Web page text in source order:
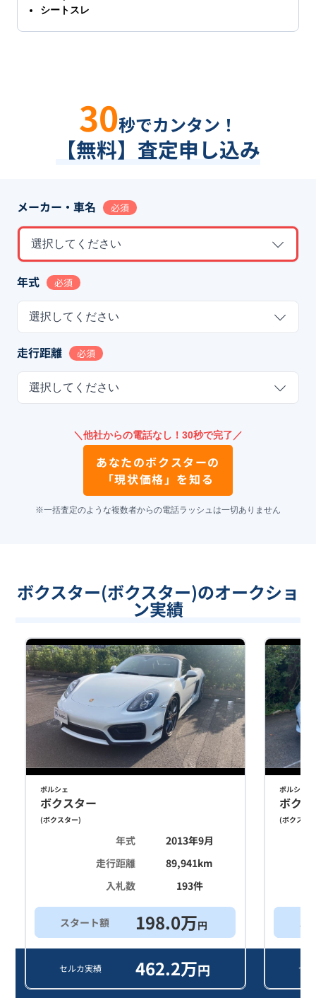
シートスレ
30秒でカンタン！
【無料】査定申し込み
メーカー・車名 必須
選択してください
年式 必須
選択してください
走行距離 必須
選択してください
＼他社からの電話なし！30秒で完了／
あなたのボクスターの
「現状価格」を知る
※一括査定のような複数者からの電話ラッシュは一切ありません
ボクスター(ボクスター)のオークショ
ン実績
ポルシェ
ボクスター
(ボクスター)
年式
2013年9月
走行距離
89,941km
入札数
193件
スタート額 198.0万円
セルカ実績 462.2万円
ポルシェ
ボク
(ボクスタ
セ